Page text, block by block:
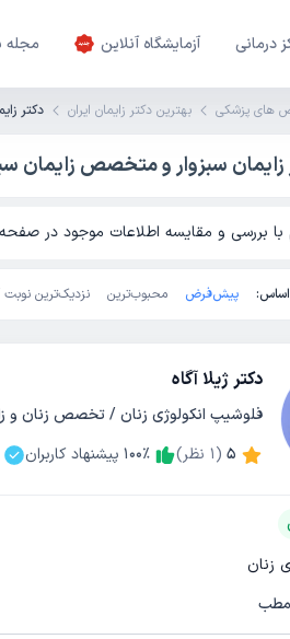
درمانی آزمایشگاه آنلاین
های پزشکی بهترین دکتر زایمان ایران دکتر
زایمان سبزوار و متخصص زایمان
با بررسی و مقایسه اطلاعات موجود در
پیش‌فرض محبوب‌ترین نزدیک‌ترین نوبت
دکتر ژیلا آگاه
فلوشیپ انکولوژی زنان / تخصص زنان و
5
(
1 نظر) 100٪ پیشنهاد کاربران
زنان